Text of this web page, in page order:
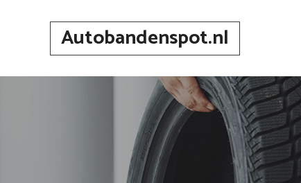
Autobandenspot.nl